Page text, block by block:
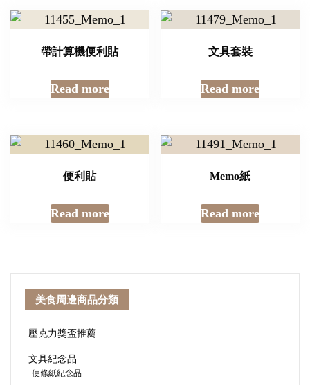
帶計算機便利貼
Read more
文具套裝
Read more
便利貼
Read more
Memo紙
Read more
美食周邊商品分類
壓克力獎盃推薦
文具紀念品
便條紙紀念品